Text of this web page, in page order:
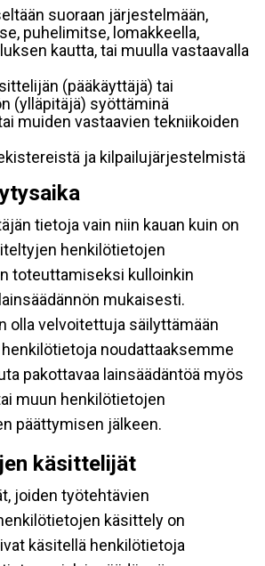
suoraan järjestelmään,
puhelimitse, lomakkeella,
kautta, tai muulla vastaavalla
(pääkäyttäjä) tai
(ylläpitäjä) syöttäminä
muiden vastaavien tekniikoiden
ja kilpailujärjestelmistä
tietoja vain niin kauan kuin on
henkilötietojen
toteuttamiseksi kulloinkin
mukaisesti.
olla velvoitettuja säilyttämään
noudattaaksemme
pakottavaa lainsäädäntöä myös
muun henkilötietojen
päättymisen jälkeen.
käsittelijät
joiden työtehtävien
käsittely on
käsitellä henkilötietoja